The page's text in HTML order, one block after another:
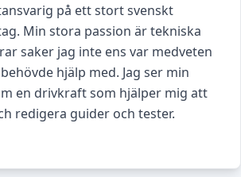
på ett stort svenskt
Min stora passion är tekniska
saker jag inte ens var medveten
hjälp med. Jag ser min
en drivkraft som hjälper mig att
redigera guider och tester.